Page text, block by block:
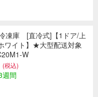
凍庫 [直冷式]【1ドア/上
ワイト】★大型配送対象
W
(税込)
週間